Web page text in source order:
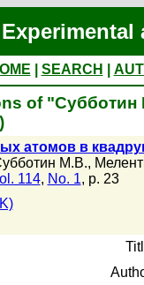
SEARCH
of
атомов в
М.В.,
114, No. 1, p. 23